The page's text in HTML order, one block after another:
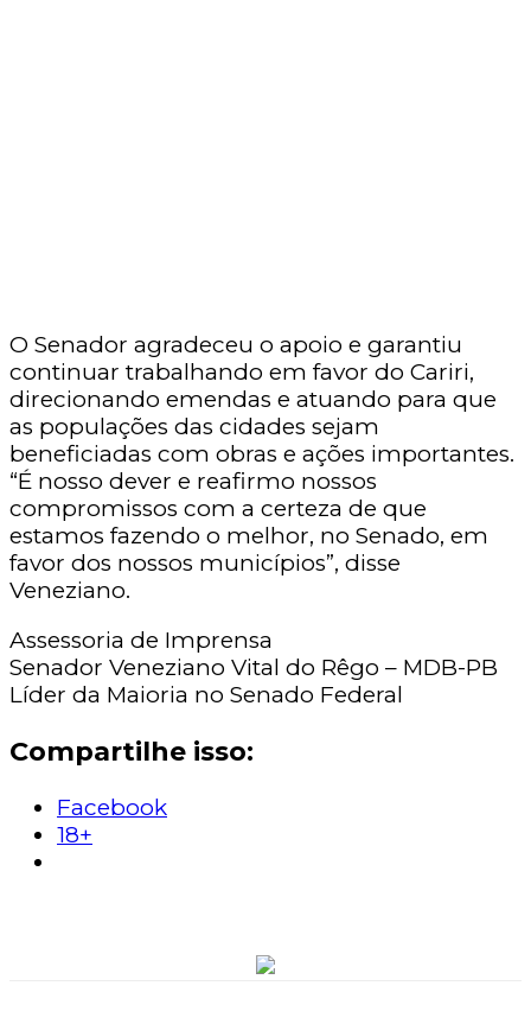
O Senador agradeceu o apoio e garantiu
continuar trabalhando em favor do Cariri,
direcionando emendas e atuando para que
as populações das cidades sejam
beneficiadas com obras e ações importantes.
“É nosso dever e reafirmo nossos
compromissos com a certeza de que
estamos fazendo o melhor, no Senado, em
favor dos nossos municípios”, disse
Veneziano.
Assessoria de Imprensa
Senador Veneziano Vital do Rêgo – MDB-PB
Líder da Maioria no Senado Federal
Compartilhe isso:
Facebook
18+